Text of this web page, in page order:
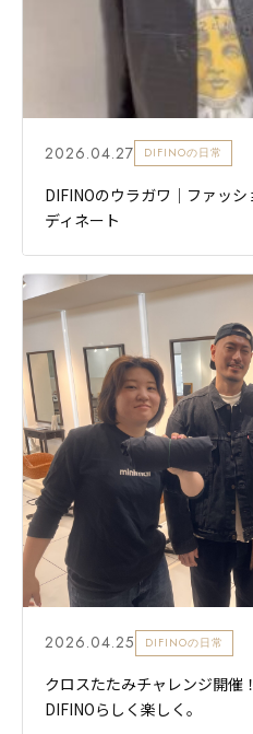
2026.04.27 DIFINOの日常
DIFINOのウラガワ｜ファッ
ディネート
2026.04.25 DIFINOの日常
クロスたたみチャレンジ開催
DIFINOらしく楽しく。